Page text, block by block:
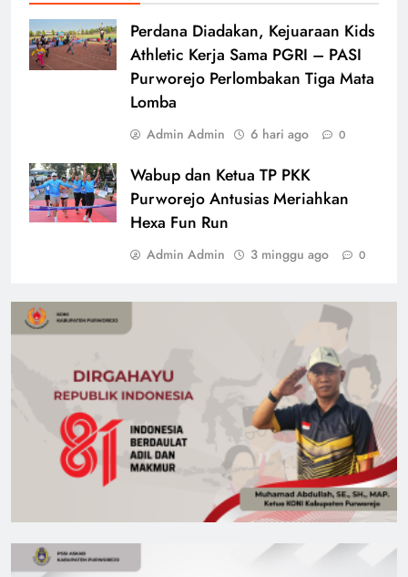
Perdana Diadakan, Kejuaraan Kids
Athletic Kerja Sama PGRI – PASI
Purworejo Perlombakan Tiga Mata
Lomba
Admin Admin 6 hari ago 0
Wabup dan Ketua TP PKK
Purworejo Antusias Meriahkan
Hexa Fun Run
Admin Admin 3 minggu ago 0